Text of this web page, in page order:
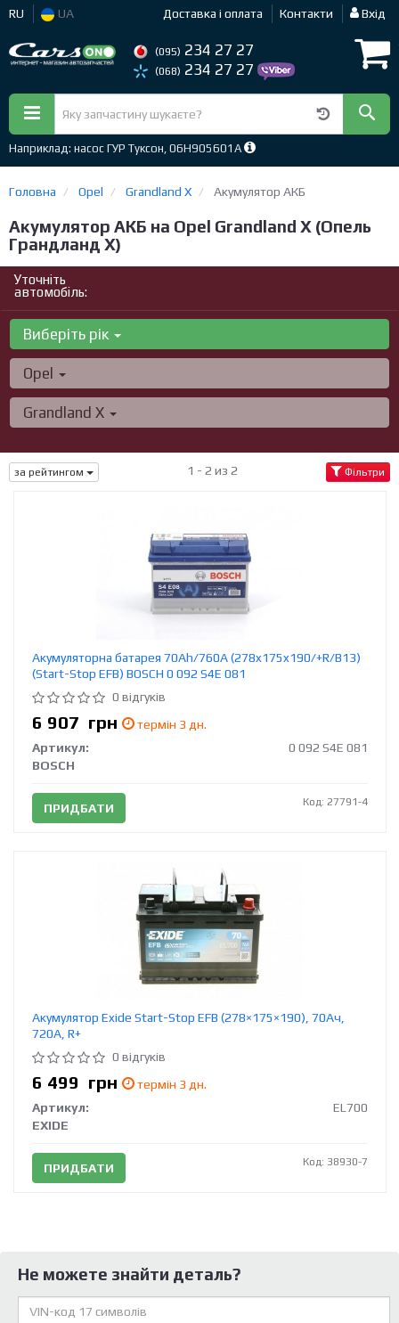
RU UA Доставка і оплата Контакти Вхід
(095) 234 27 27
(068) 234 27 27
Наприклад: насос ГУР Туксон, 06H905601A
Головна Opel Grandland X Акумулятор АКБ
Акумулятор АКБ на Opel Grandland X (Опель
Грандланд X)
Уточніть
автомобіль:
Виберіть рік
Opel
Grandland X
за рейтингом 1 - 2 из 2 Фільтри
Акумуляторна батарея 70Ah/760A (278x175x190/+R/B13)
(Start-Stop EFB) BOSCH 0 092 S4E 081
0 відгуків
6 907 грн
термін 3 дн.
Артикул:
0 092 S4E 081
BOSCH
ПРИДБАТИ Код: 27791-4
Акумулятор Exide Start-Stop EFB (278×175×190), 70Ач,
720А, R+
0 відгуків
6 499 грн
термін 3 дн.
Артикул:
EL700
EXIDE
ПРИДБАТИ Код: 38930-7
Не можете знайти деталь?